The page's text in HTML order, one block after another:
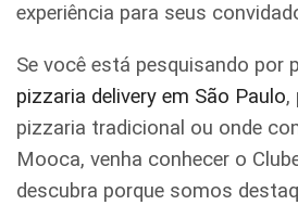
experiência para seus
Se você está pesquisando por
pizzaria delivery em São Paulo,
pizzaria tradicional ou onde
Mooca, venha conhecer o
descubra porque somos